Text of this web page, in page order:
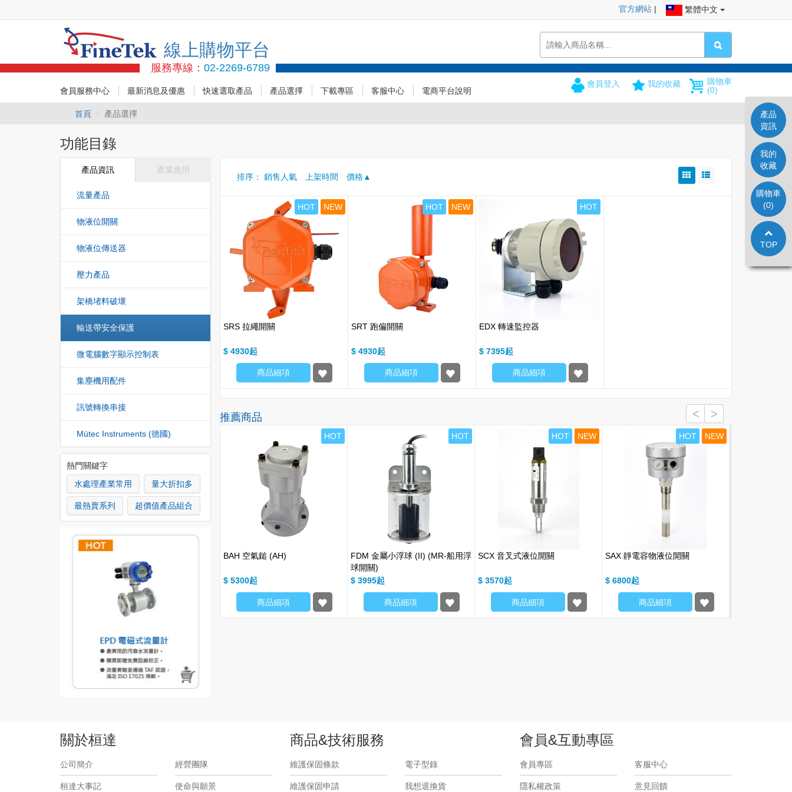
官方網站 | 繁體中文
線上購物平台
服務專線： 02-2269-6789
購物車
(0)
我的收藏
會員登入
會員服務中心 最新消息及優惠 快速選取產品 產品選擇 下載專區 客服中心 電商平台說明
首頁 產品選擇
功能目錄
產品資訊 產業應用
流量產品
物液位開關
物液位傳送器
壓力產品
架橋堵料破壞
輸送帶安全保護
微電腦數字顯示控制表
集塵機用配件
訊號轉換串接
Mütec Instruments (德國)
熱門關鍵字
水處理產業常用
量大折扣多
最熱賣系列 超價值產品組合
排序：銷售人氣 上架時間 價格
HOT NEW
SRS 拉繩開關
$ 4930
商品細項
HOT NEW
SRT 跑偏開關
$ 4930
商品細項
HOT
EDX 轉速監控器
$ 7395
商品細項
推薦商品
HOT
$ 510
商品細項
HOT
BAH 空氣鎚 (AH)
$ 5300
商品細項
HOT
FDM 金屬小浮球 (II) (MR-船用浮
球開關)
$ 3995
商品細項
HOT NEW
SCX 音叉式液位開關
$ 3570
商品細項
HOT NEW
SAX 靜電容物液位開關
$ 6800
商品細項
關於桓達
公司簡介 經營團隊
桓達大事記 使命與願景
商品&技術服務
維護保固條款 電子型錄
維護保固申請 我想退換貨
會員&互動專區
會員專區 客服中心
隱私權政策 意見回饋
產品
資訊
我的
收藏
購物車
(0)
TOP